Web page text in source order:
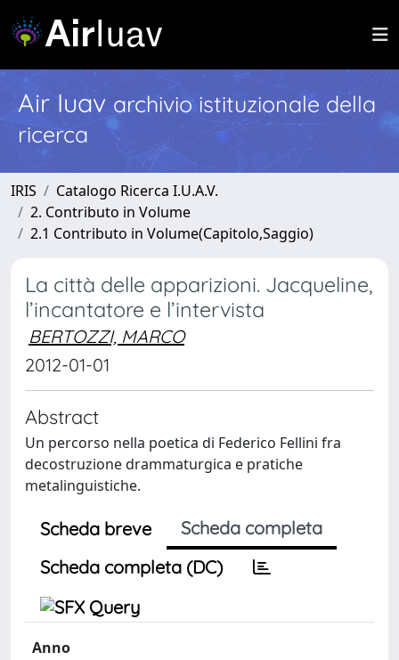
Air Iuav archivio istituzionale della
ricerca
IRIS
Catalogo Ricerca I.U.A.V.
2. Contributo in Volume
2.1 Contributo in Volume(Capitolo,Saggio)
La città delle apparizioni. Jacqueline,
l’incantatore e l’intervista
BERTOZZI, MARCO
2012-01-01
Abstract
Un percorso nella poetica di Federico Fellini fra
decostruzione drammaturgica e pratiche
metalinguistiche.
Scheda breve
Scheda completa
Scheda completa (DC)
Anno